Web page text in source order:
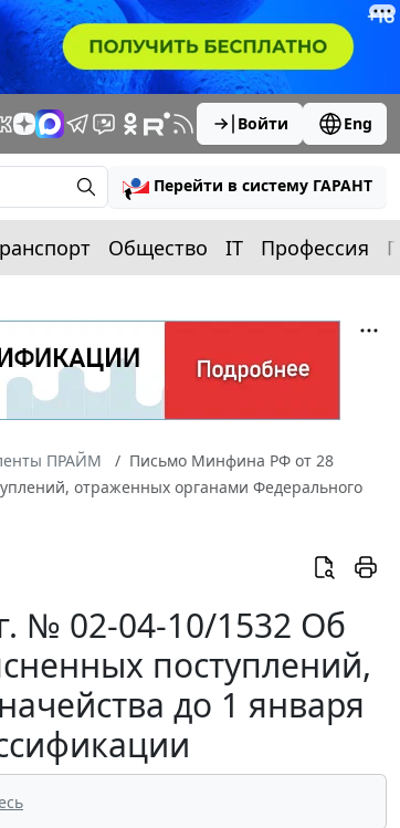
Войти Eng
Перейти в систему ГАРАНТ
Общество IT Профессия
ПРАЙМ
Письмо Минфина РФ от 28
отраженных органами Федерального
№ 02-04-10/1532 Об
поступлений,
до 1 января